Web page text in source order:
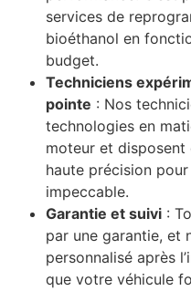
services de
bioéthanol en
budget.
Techniciens
pointe : Nos
technologies en
moteur et disposent
haute précision
impeccable.
Garantie et suivi :
par une garantie, et
personnalisé après
que votre véhicule